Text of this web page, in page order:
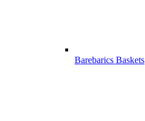
Barebarics Baskets